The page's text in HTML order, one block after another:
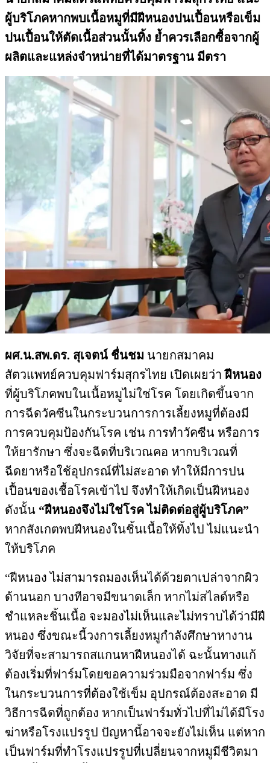
ผู้บริโภคหากพบเนื้อหมูที่มีฝีหนองปนเปื้อนหรือเข็ม
ปนเปื้อนให้ตัดเนื้อส่วนนั้นทิ้ง ย้ำควรเลือกซื้อจากผู้
ผลิตและแหล่งจำหน่ายที่ได้มาตรฐาน มีตรา
ผศ.น.สพ.ดร. สุเจตน์ ชื่นชม นายกสมาคม
สัตวแพทย์ควบคุมฟาร์มสุกรไทย เปิดเผยว่า ฝีหนอง
ที่ผู้บริโภคพบในเนื้อหมูไม่ใช่โรค โดยเกิดขึ้นจาก
การฉีดวัคซีนในกระบวนการการเลี้ยงหมูที่ต้องมี
การควบคุมป้องกันโรค เช่น การทำวัคซีน หรือการ
ให้ยารักษา ซึ่งจะฉีดที่บริเวณคอ หากบริเวณที่
ฉีดยาหรือใช้อุปกรณ์ที่ไม่สะอาด ทำให้มีการปน
เปื้อนของเชื้อโรคเข้าไป จึงทำให้เกิดเป็นฝีหนอง
ดังนั้น “ฝีหนองจึงไม่ใช่โรค ไม่ติดต่อสู่ผู้บริโภค”
หากสังเกตพบฝีหนองในชิ้นเนื้อให้ทิ้งไป ไม่แนะนำ
ให้บริโภค
“ฝีหนอง ไม่สามารถมองเห็นได้ด้วยตาเปล่าจากผิว
ด้านนอก บางทีอาจมีขนาดเล็ก หากไม่สไลด์หรือ
ชำแหละชิ้นเนื้อ จะมองไม่เห็นและไม่ทราบได้ว่ามีฝี
หนอง ซึ่งขณะนี้วงการเลี้ยงหมูกำลังศึกษาหางาน
วิจัยที่จะสามารถสแกนหาฝีหนองได้ ฉะนั้นทางแก้
ต้องเริ่มที่ฟาร์มโดยขอความร่วมมือจากฟาร์ม ซึ่ง
ในกระบวนการที่ต้องใช้เข็ม อุปกรณ์ต้องสะอาด มี
วิธีการฉีดที่ถูกต้อง หากเป็นฟาร์มทั่วไปที่ไม่ได้มีโรง
ฆ่าหรือโรงแปรรูป ปัญหานี้อาจจะยังไม่เห็น แต่หาก
เป็นฟาร์มที่ทำโรงแปรรูปที่เปลี่ยนจากหมูมีชีวิตมา